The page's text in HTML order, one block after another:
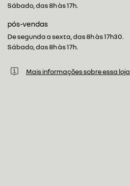
Sábado, das 8h às 17h.
pós-vendas
De segunda a sexta, das 8h às 17h30.
Sábado, das 8h às 17h.
Mais informações sobre essa loja